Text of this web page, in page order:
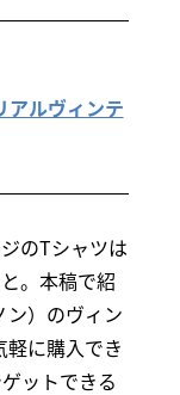
アルヴィンテ
のTシャツは
。本稿で紹
）のヴィン
に購入でき
ットできる